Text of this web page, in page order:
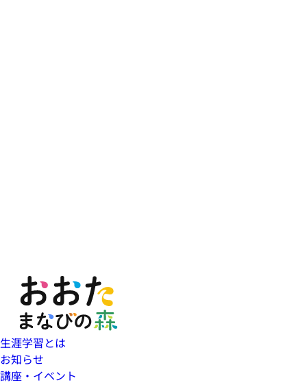
生涯学習とは
お知らせ
講座・イベント